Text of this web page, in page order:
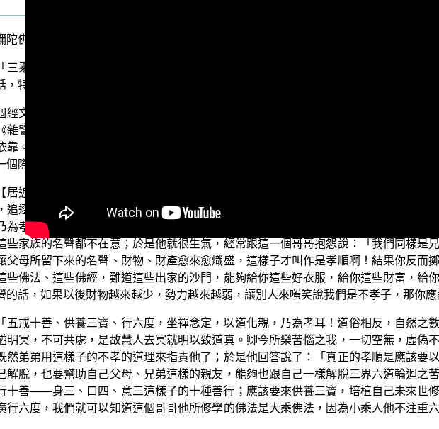
佛！
三乘菩提之佛典故事」。我們今天要說的故事是引用自《雜譬喻經》這一部經典，因
，特別是後漢大月支的沙門支婁迦讖所翻譯的，這取自於這部經的第十一則。
經文：【昔者兄弟二人居，大勢富貴，資財無量。父母終亡，無所依仰，雖為兄弟，
雜譬喻經》）這個意思是說：從前印度有兩個兄弟，他們家族原先是有大財勢、大富
靠。雖然是兄弟，可是各自的志向所念、所看重的各個不同，大哥喜歡修道，而弟弟
際遇的不同。
居近波利弗，雞鳴精舍去之不遠，兄專行學，諮受經道，不預家計。其弟見兄不親家
追逐沙門，聽受佛經，沙門豈能與汝衣財寶耶？家轉貧狹，財物日耗，人所蚩笑，謂
為孝子耳。」】（～《雜譬喻經》）這一個弟弟，因為哥哥這樣子好於修學解脫之道
些家族的名聲都不在意；於是他就很生氣，經常跟這一個哥哥抱怨說：「我們同樣是
父母所留下來的名聲、財物、財產愈來愈熾盛，這樣子才叫作是孝順啊！結果你反而
些佛法、這些佛經，難道這些出家的沙門，能夠給你這些好衣服，給你這些財富，給
的話，如果以後財物越來越少，勢力越來越弱，讓別人來嗤笑說我們是不孝子，那你應
五戒十善、供養三寶、行六度，坐禪念定，以道化親，乃為孝耳！道俗相反，自然之
明冥，不可共處，是故慧人去冥就明以致道真。卿今所樂苦惱之我，一切空無，虛偽
然弟弟用這樣子的不孝的道理來指責他了；於是他回答說了：「真正的孝順是應該要
解脫，也要幫助自己父母、兄弟這樣的親友，能夠也跟自己一樣解脫三界六道輪迴之
十善——身三、口四、意三這樣子的十種善行；應該要來供養三寶，培植自己未來世
行六度，我們就可以知道這個哥哥他所修學的佛法是大乘佛法，因為小乘人他不注